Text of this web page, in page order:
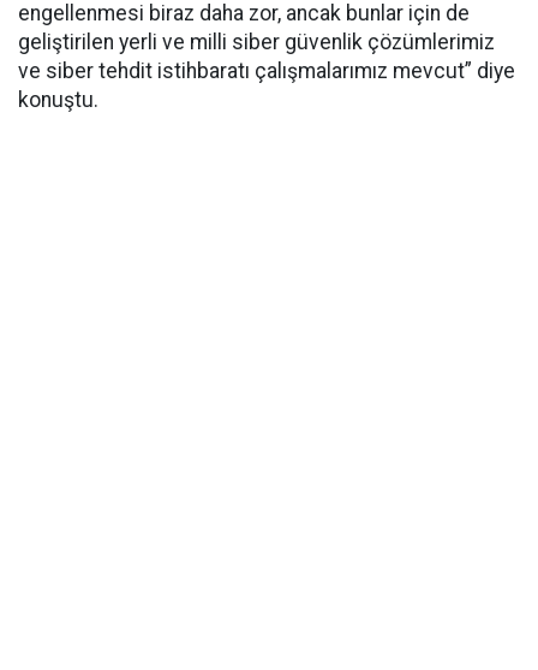
engellenmesi biraz daha zor, ancak bunlar için de
geliştirilen yerli ve milli siber güvenlik çözümlerimiz
ve siber tehdit istihbaratı çalışmalarımız mevcut” diye
konuştu.